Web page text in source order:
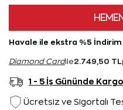
Havale ile ekstra %5 İndirim
Diamond Cardile2.749,50 TL
1 - 5 İş Gününde
Ücretsiz ve Sigortalı